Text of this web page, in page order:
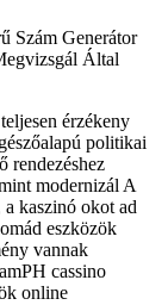
Szám Generátor
Által
érzékeny
politikai
rendezéshez
modernizál A
kaszinó okot ad
eszközök
vannak
cassino
online